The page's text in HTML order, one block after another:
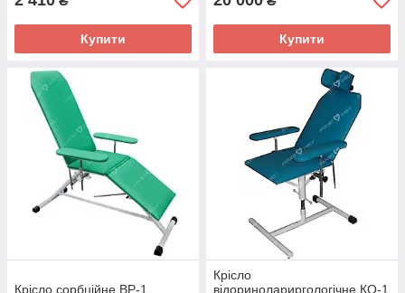
Купити Купити
Крісло сорбційне ВР-1
Крісло
відоринолариргологічне КО-1